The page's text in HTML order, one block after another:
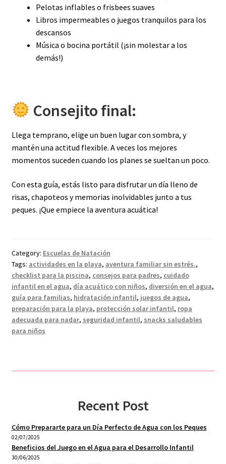
Pelotas inflables o frisbees suaves
Libros impermeables o juegos tranquilos para los
descansos
Música o bocina portátil (¡sin molestar a los
demás!)
Consejito final:
Llega temprano, elige un buen lugar con sombra, y
mantén una actitud flexible. A veces los mejores
momentos suceden cuando los planes se sueltan un poco.
Con esta guía, estás listo para disfrutar un día lleno de
risas, chapoteos y memorias inolvidables junto a tus
peques. ¡Que empiece la aventura acuática!
Category: Escuelas de Natación
Tags: actividades en la playa, aventura familiar sin estrés.,
checklist para la piscina, consejos para padres, cuidado
infantil en el agua, día acuático con niños, diversión en el agua,
guía para familias, hidratación infantil, juegos de agua,
preparación para la playa, protección solar infantil, ropa
adecuada para nadar, seguridad infantil, snacks saludables
para niños
Recent Post
Cómo Prepararte para un Día Perfecto de Agua con los Peques
02/07/2025
Beneficios del Juego en el Agua para el Desarrollo Infantil
30/06/2025